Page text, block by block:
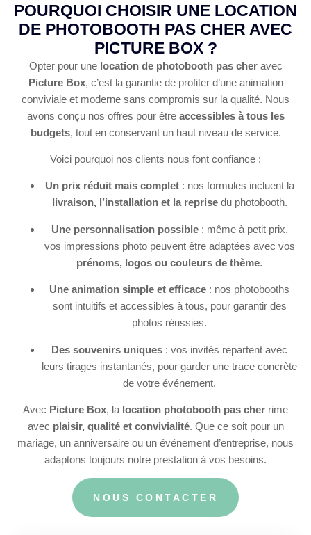
POURQUOI CHOISIR UNE LOCATION
DE PHOTOBOOTH PAS CHER AVEC
PICTURE BOX ?​
Opter pour une location de photobooth pas cheravec
Picture Box, c’est la garantie de profiter d’une animation
conviviale et moderne sans compromis sur la qualité. Nous
avons conçu nos offres pour être accessibles à tous les
budgets, tout en conservant un haut niveau de service.
Voici pourquoi nos clients nous font confiance :
Un prix réduit mais complet: nos formules incluent la
livraison, l’installation et la reprisedu photobooth.
Une personnalisation possible: même à petit prix,
vos impressions photo peuvent être adaptées avec vos
prénoms, logos ou couleurs de thème.
Une animation simple et efficace : nos photobooths
sont intuitifs et accessibles à tous, pour garantir des
photos réussies.
Des souvenirs uniques : vos invités repartent avec
leurs tirages instantanés, pour garder une trace concrète
de votre événement.
Avec Picture Box, la location photobooth pas cher rime
avec plaisir, qualité et convivialité. Que ce soit pour un
mariage, un anniversaire ou un événement d’entreprise, nous
adaptons toujours notre prestation à vos besoins.
NOUS CONTACTER